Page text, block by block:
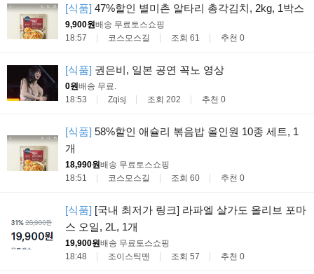
[식품] 47%할인 별미촌 알타리 총각김치, 2kg, 1박스
9,900원배송 무료 토스쇼핑
18:57
코스모스길 조회 61 추천 0
[식품] 권은비, 일본 공연 꼭노 영상
0원배송 무료
18:53
Zqisj 조회 202 추천 0
[식품] 58%할인 애슐리 볶음밥 올인원 10종 세트, 1
개
18,990원배송 무료 토스쇼핑
18:51
코스모스길 조회 60 추천 0
[식품] [국내 최저가 링크] 라파엘 살가도 올리브 포마
스 오일, 2L, 1개
19,900원배송 무료 토스쇼핑
18:48
조이스틱맨 조회 57 추천 0